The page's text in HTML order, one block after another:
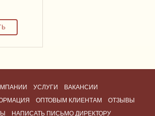
УСЛУГИ
ВАКАНСИИ
ОПТОВЫМ КЛИЕНТАМ
ОТЗЫВЫ
НАПИСАТЬ ПИСЬМО ДИРЕКТОРУ